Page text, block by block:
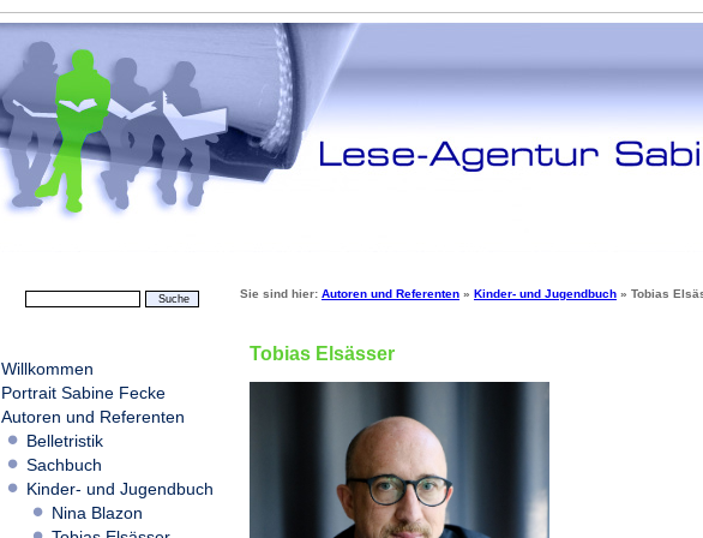
Willkommen
Portrait Sabine Fecke
Autoren und Referenten
Belletristik
Sachbuch
Kinder- und Jugendbuch
Nina Blazon
Sie sind hier: Autoren und Referenten » Kinder- und Jugendbuch » Tobias
Tobias Elsässer